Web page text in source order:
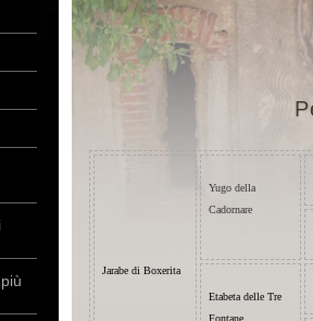
Jarabe di Boxerita
Yugo della
Cadornare
Etabeta delle Tre
Fontane